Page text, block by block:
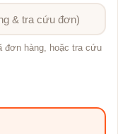
đơn hàng, hoặc tra cứu